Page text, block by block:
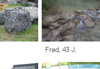
Fred, 43 J.